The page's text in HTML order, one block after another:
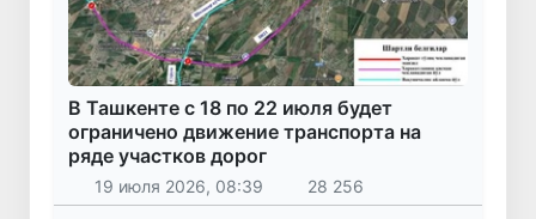
В Ташкенте с 18 по 22 июля будет
ограничено движение транспорта на
ряде участков дорог
19 июля 2026, 08:39 28 256